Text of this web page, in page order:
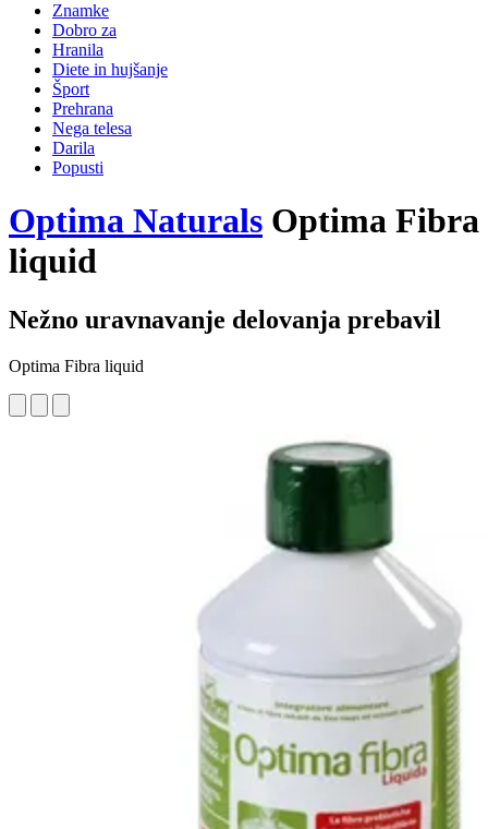
Znamke
Dobro za
Hranila
Diete in hujšanje
Šport
Prehrana
Nega telesa
Darila
Popusti
Optima Naturals Optima Fibra
liquid
Nežno uravnavanje delovanja prebavil
Optima Fibra liquid